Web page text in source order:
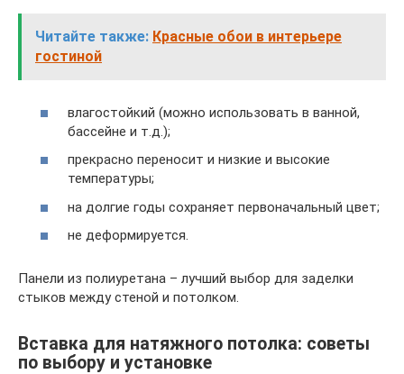
Читайте также: Красные обои в интерьере
гостиной
влагостойкий (можно использовать в ванной,
бассейне и т.д.);
прекрасно переносит и низкие и высокие
температуры;
на долгие годы сохраняет первоначальный цвет;
не деформируется.
Панели из полиуретана – лучший выбор для заделки
стыков между стеной и потолком.
Вставка для натяжного потолка: советы
по выбору и установке